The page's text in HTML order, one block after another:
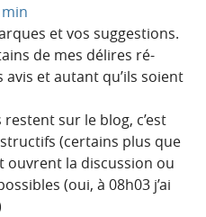
et vos suggestions.
de mes délires ré-
avis et autant qu’ils soient
sur le blog, c’est
(certains plus que
ouvrent la discussion ou
(oui, à 08h03 j’ai